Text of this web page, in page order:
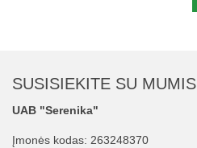
SUSISIEKITE SU MUMIS
UAB "Serenika"
Įmonės kodas: 263248370